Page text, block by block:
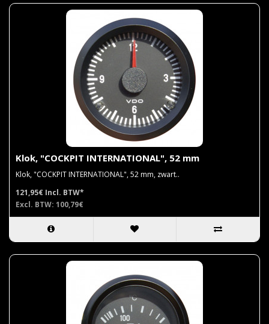
Klok, "COCKPIT INTERNATIONAL", 52 mm
Klok, "COCKPIT INTERNATIONAL", 52 mm, zwart..
121,95€ Incl. BTW*
Excl. BTW: 100,79€